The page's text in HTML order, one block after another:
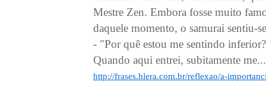
Mestre Zen. Embora fosse muito
daquele momento, o samurai sentiu-
- "Por quê estou me sentindo
Quando aqui entrei, subitamente me...
http://frases.hlera.com.br/reflexao/a-